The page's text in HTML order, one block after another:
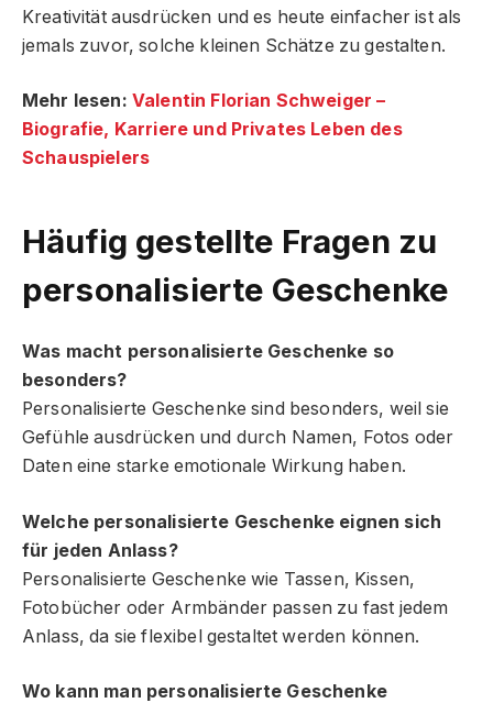
Kreativität ausdrücken und es heute einfacher ist als
jemals zuvor, solche kleinen Schätze zu gestalten.
Mehr lesen: Valentin Florian Schweiger –
Biografie, Karriere und Privates Leben des
Schauspielers
Häufig gestellte Fragen zu
personalisierte Geschenke
Was macht personalisierte Geschenke so
besonders?
Personalisierte Geschenke sind besonders, weil sie
Gefühle ausdrücken und durch Namen, Fotos oder
Daten eine starke emotionale Wirkung haben.
Welche personalisierte Geschenke eignen sich
für jeden Anlass?
Personalisierte Geschenke wie Tassen, Kissen,
Fotobücher oder Armbänder passen zu fast jedem
Anlass, da sie flexibel gestaltet werden können.
Wo kann man personalisierte Geschenke